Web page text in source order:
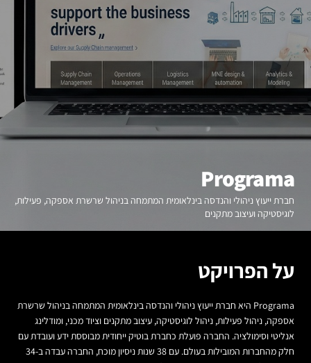
Programa
חברת ייעוץ ניהולי והנדסה בינלאומית המתמחה בניהול שרשרת אספקה, פעילות,
לוגיסטיקה ועיצוב מתקנים
על הפרויקט
Programa היא חברת ייעוץ ניהולי והנדסה בינלאומית המתמחה בניהול שרשרת
אספקה, ניהול פעילות, ניהול לוגיסטיקה, עיצוב מתקנים וציוד מכני, ומודלינג
אנליטי וסימולציה. החברה פועלת כחברת בוטיק ייחודית מבוססת ידע ועובדת עם
חלק מהחברות המובילות בעולם. עם 38 שנות ניסיון מוכח, החברה עבדה ב-34